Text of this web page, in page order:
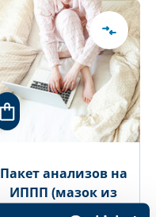
Пакет анализов на
ИППП (мазок из
горла)